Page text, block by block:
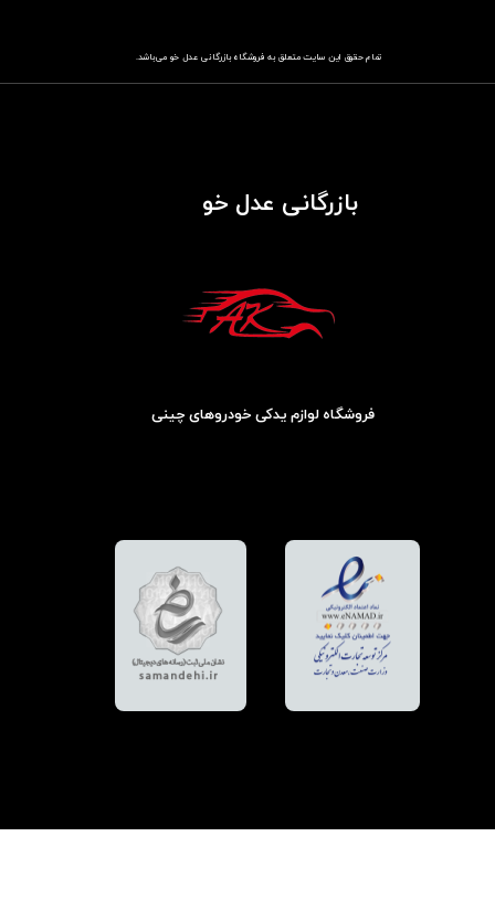
تمام حقوق این سایت متعلق به فروشگاهباز​​​​​​​رگانی عدل خو می‌باشد.
بازرگانی عدل خو
فروشگاه لوازم یدکی خودروهای چینی